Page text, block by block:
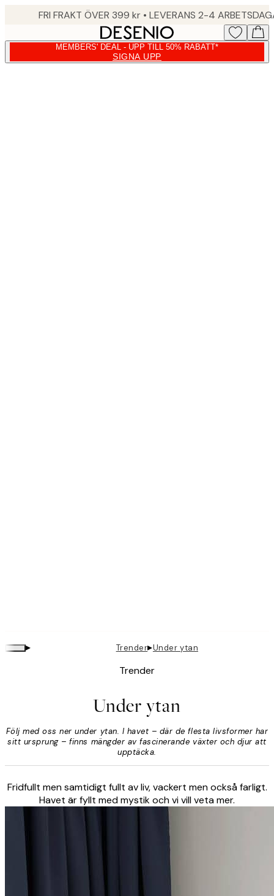
FRI FRAKT ÖVER 399 kr • LEVERANS 2-4
MEMBERS' DEAL - UPP TILL 50% RABATT*
SIGNA UPP
▸ Trender▸Under ytan
Trender
Under ytan
Följ med oss ner under ytan. I havet – där de flesta livsformer har
sitt ursprung – finns mängder av fascinerande växter och djur att
upptäcka.
Fridfullt men samtidigt fullt av liv, vackert men också farligt.
Havet är fyllt med mystik och vi vill veta mer.